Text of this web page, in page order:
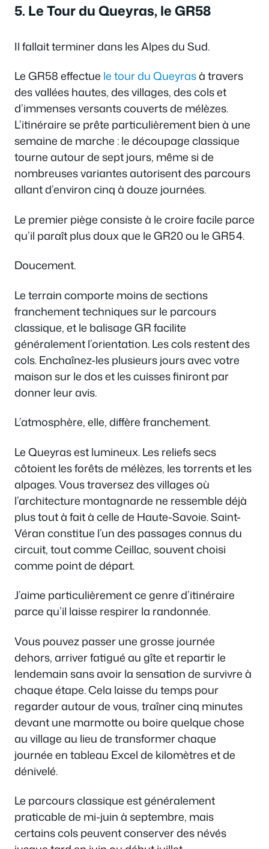
5. Le Tour du Queyras, le GR58
Il fallait terminer dans les Alpes du Sud.
Le GR58 effectue le tour du Queyrasà travers
des vallées hautes, des villages, des cols et
d’immenses versants couverts de mélèzes.
L’itinéraire se prête particulièrement bien à une
semaine de marche : le découpage classique
tourne autour de sept jours, même si de
nombreuses variantes autorisent des parcours
allant d’environ cinq à douze journées.
Le premier piège consiste à le croire facile parce
qu’il paraît plus doux que le GR20 ou le GR54.
Doucement.
Le terrain comporte moins de sections
franchement techniques sur le parcours
classique, et le balisage GR facilite
généralement l’orientation. Les cols restent des
cols. Enchaînez-les plusieurs jours avec votre
maison sur le dos et les cuisses finiront par
donner leur avis.
L’atmosphère, elle, diffère franchement.
Le Queyras est lumineux. Les reliefs secs
côtoient les forêts de mélèzes, les torrents et les
alpages. Vous traversez des villages où
l’architecture montagnarde ne ressemble déjà
plus tout à fait à celle de Haute-Savoie. Saint-
Véran constitue l’un des passages connus du
circuit, tout comme Ceillac, souvent choisi
comme point de départ.
J’aime particulièrement ce genre d’itinéraire
parce qu’il laisse respirer la randonnée.
Vous pouvez passer une grosse journée
dehors, arriver fatigué au gîte et repartir le
lendemain sans avoir la sensation de survivre à
chaque étape. Cela laisse du temps pour
regarder autour de vous, traîner cinq minutes
devant une marmotte ou boire quelque chose
au village au lieu de transformer chaque
journée en tableau Excel de kilomètres et de
dénivelé.
Le parcours classique est généralement
praticable de mi-juin à septembre, mais
certains cols peuvent conserver des névés